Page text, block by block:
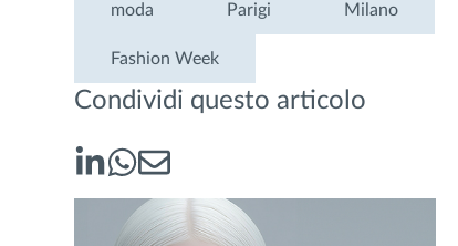
moda Parigi Milano
Fashion Week
Condividi questo articolo